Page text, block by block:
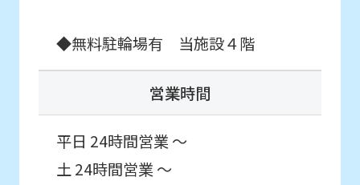
◆無料駐輪場有 当施設４階
営業時間
平日 24時間営業 ～
土 24時間営業 ～
you
fully
understand
this